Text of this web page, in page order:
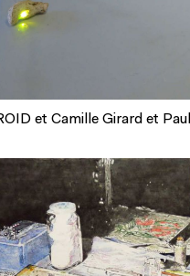
et Camille Girard et